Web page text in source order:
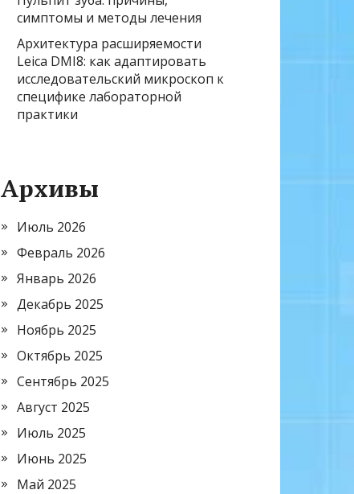
симптомы и методы лечения
Архитектура расширяемости
Leica DMI8: как адаптировать
исследовательский микроскоп к
специфике лабораторной
практики
Архивы
Июль 2026
Февраль 2026
Январь 2026
Декабрь 2025
Ноябрь 2025
Октябрь 2025
Сентябрь 2025
Август 2025
Июль 2025
Июнь 2025
Май 2025